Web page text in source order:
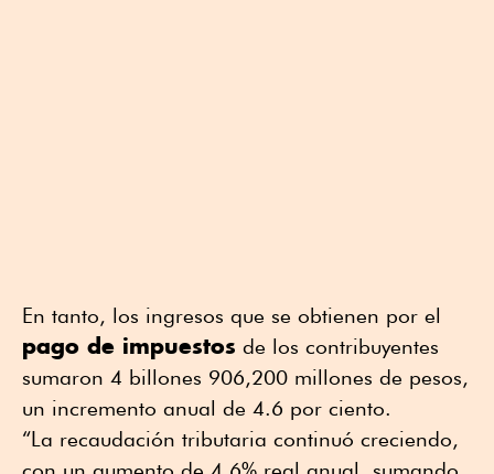
En tanto, los ingresos que se obtienen por el
pago de impuestos de los contribuyentes
sumaron 4 billones 906,200 millones de pesos,
un incremento anual de 4.6 por ciento.
“La recaudación tributaria continuó creciendo,